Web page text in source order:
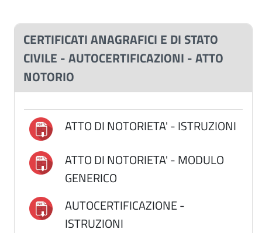
CERTIFICATI ANAGRAFICI E DI STATO
CIVILE - AUTOCERTIFICAZIONI - ATTO
NOTORIO
ATTO DI NOTORIETA' - ISTRUZIONI
ATTO DI NOTORIETA' - MODULO
GENERICO
AUTOCERTIFICAZIONE -
ISTRUZIONI